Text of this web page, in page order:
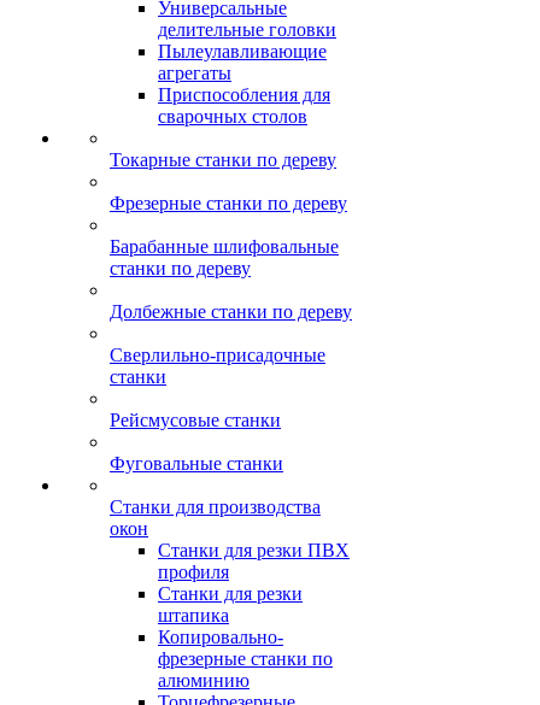
Универсальные
делительные головки
Пылеулавливающие
агрегаты
Приспособления для
сварочных столов
Токарные станки по дереву
Фрезерные станки по дереву
Барабанные шлифовальные
станки по дереву
Долбежные станки по дереву
Сверлильно-присадочные
станки
Рейсмусовые станки
Фуговальные станки
Станки для производства
окон
Станки для резки ПВХ
профиля
Станки для резки
штапика
Копировально-
фрезерные станки по
алюминию